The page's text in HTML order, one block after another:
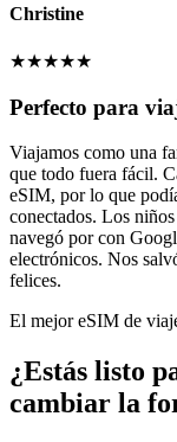
Christine
★★★★★
Perfecto para
Viajamos como una
que todo fuera fácil.
eSIM, por lo que
conectados. Los
navegó por con
electrónicos. Nos
felices.
El mejor eSIM de
¿Estás listo
cambiar la